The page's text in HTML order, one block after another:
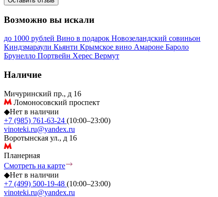
Возможно вы искали
до 1000 рублей Вино в подарок Новозеландский совиньон
Киндзмараули Кьянти Крымское вино Амароне Бароло
Брунелло Портвейн Херес Вермут
Наличие
Мичуринский пр., д 16
Ломоносовский проспект
◆Нет в наличии
+7 (985) 761-63-24 (10:00–23:00)
vinoteki.ru@yandex.ru
Воротынская ул., д 16
Планерная
Смотреть на карте
◆Нет в наличии
+7 (499) 500-19-48 (10:00–23:00)
vinoteki.ru@yandex.ru